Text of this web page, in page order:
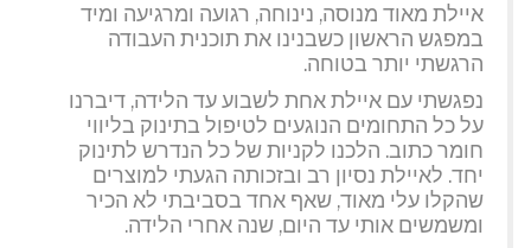
איילת מאוד מנוסה, נינוחה, רגועה ומרגיעה ומיד
במפגש הראשון כשבנינו את תוכנית העבודה
הרגשתי יותר בטוחה.
נפגשתי עם איילת אחת לשבוע עד הלידה, דיברנו
על כל התחומים הנוגעים לטיפול בתינוק בליווי
חומר כתוב. הלכנו לקניות של כל הנדרש לתינוק
יחד. לאיילת נסיון רב ובזכותה הגעתי למוצרים
שהקלו עלי מאוד, שאף אחד בסביבתי לא הכיר
ומשמשים אותי עד היום, שנה אחרי הלידה.